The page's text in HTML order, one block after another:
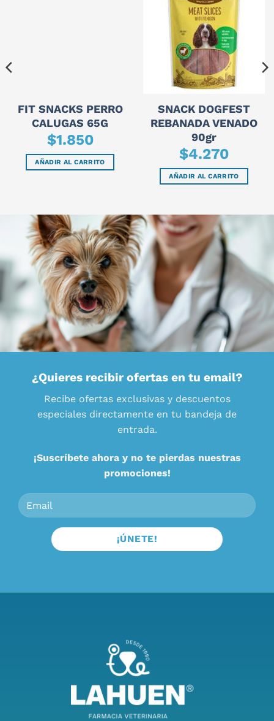
FIT SNACKS PERRO
CALUGAS 65G
$1.850
AÑADIR AL CARRITO
SNACK DOGFEST
REBANADA VENADO
90gr
$4.270
AÑADIR AL CARRITO
¿Quieres recibir ofertas en tu email?
Recibe ofertas exclusivas y descuentos
especiales directamente en tu bandeja de
entrada.
¡Suscríbete ahora y no te pierdas nuestras
promociones!